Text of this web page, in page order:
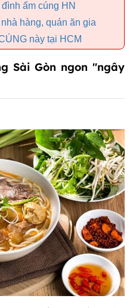
ấm cúng HN
hàng, quán ăn gia
này tại HCM
Sài Gòn ngon "ngây